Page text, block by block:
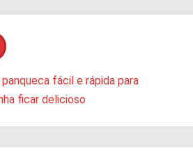
fácil e rápida para
ficar delicioso